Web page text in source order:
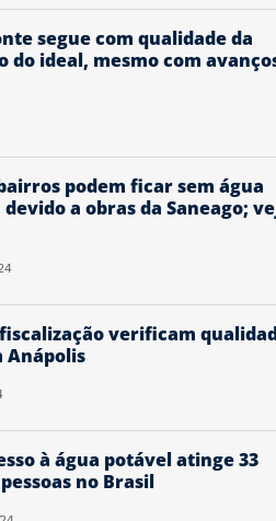
segue com qualidade da
do ideal, mesmo com
podem ficar sem água
a obras da Saneago;
fiscalização verificam
Anápolis
à água potável atinge 33
no Brasil